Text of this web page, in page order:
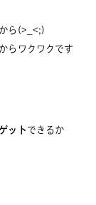
ら(>_<;)
らワクワクです
ット できるか